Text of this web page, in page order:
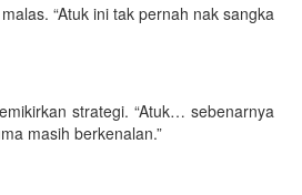
“Atuk ini tak pernah nak sangka
strategi. “Atuk… sebenarnya
masih berkenalan.”